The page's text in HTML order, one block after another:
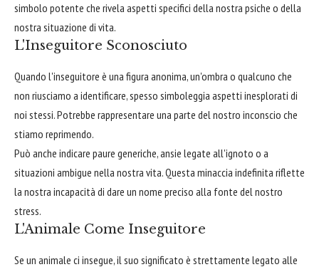
simbolo potente che rivela aspetti specifici della nostra psiche o della
nostra situazione di vita.
L'Inseguitore Sconosciuto
Quando l'inseguitore è una figura anonima, un'ombra o qualcuno che
non riusciamo a identificare, spesso simboleggia aspetti inesplorati di
noi stessi. Potrebbe rappresentare una parte del nostro inconscio che
stiamo reprimendo.
Può anche indicare paure generiche, ansie legate all'ignoto o a
situazioni ambigue nella nostra vita. Questa minaccia indefinita riflette
la nostra incapacità di dare un nome preciso alla fonte del nostro
stress.
L'Animale Come Inseguitore
Se un animale ci insegue, il suo significato è strettamente legato alle